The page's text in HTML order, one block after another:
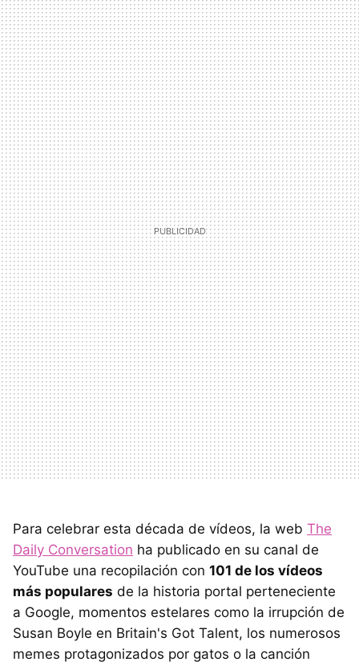
Para celebrar esta década de vídeos, la web The
Daily Conversation ha publicado en su canal de
YouTube una recopilación con 101 de los vídeos
más populares de la historia portal perteneciente
a Google, momentos estelares como la irrupción de
Susan Boyle en Britain's Got Talent, los numerosos
memes protagonizados por gatos o la canción